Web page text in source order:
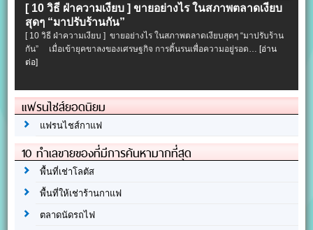
[ 10 วิธี ฝ่าความเงียบ ] ขายอย่างไร ในสภาพตลาดเงียบ
สุดๆ “มาปรับร้านกัน”
[ 10 วิธี ฝ่าความเงียบ ] ขายอย่างไร ในสภาพตลาดเงียบสุดๆ “มาปรับร้าน
กัน” เมื่อเข้ายุคขาลงของเศรษฐกิจ การดิ้นรนเพื่อความอยู่รอด… [อ่าน
ต่อ]
แฟรนไชส์ยอดนิยม
แฟรนไชส์กาแฟ
10 ทำเลขายของที่มีการค้นหามากที่สุด
พื้นที่เช่าโลตัส
พื้นที่ให้เช่าร้านกาแฟ
ตลาดนัดรถไฟ